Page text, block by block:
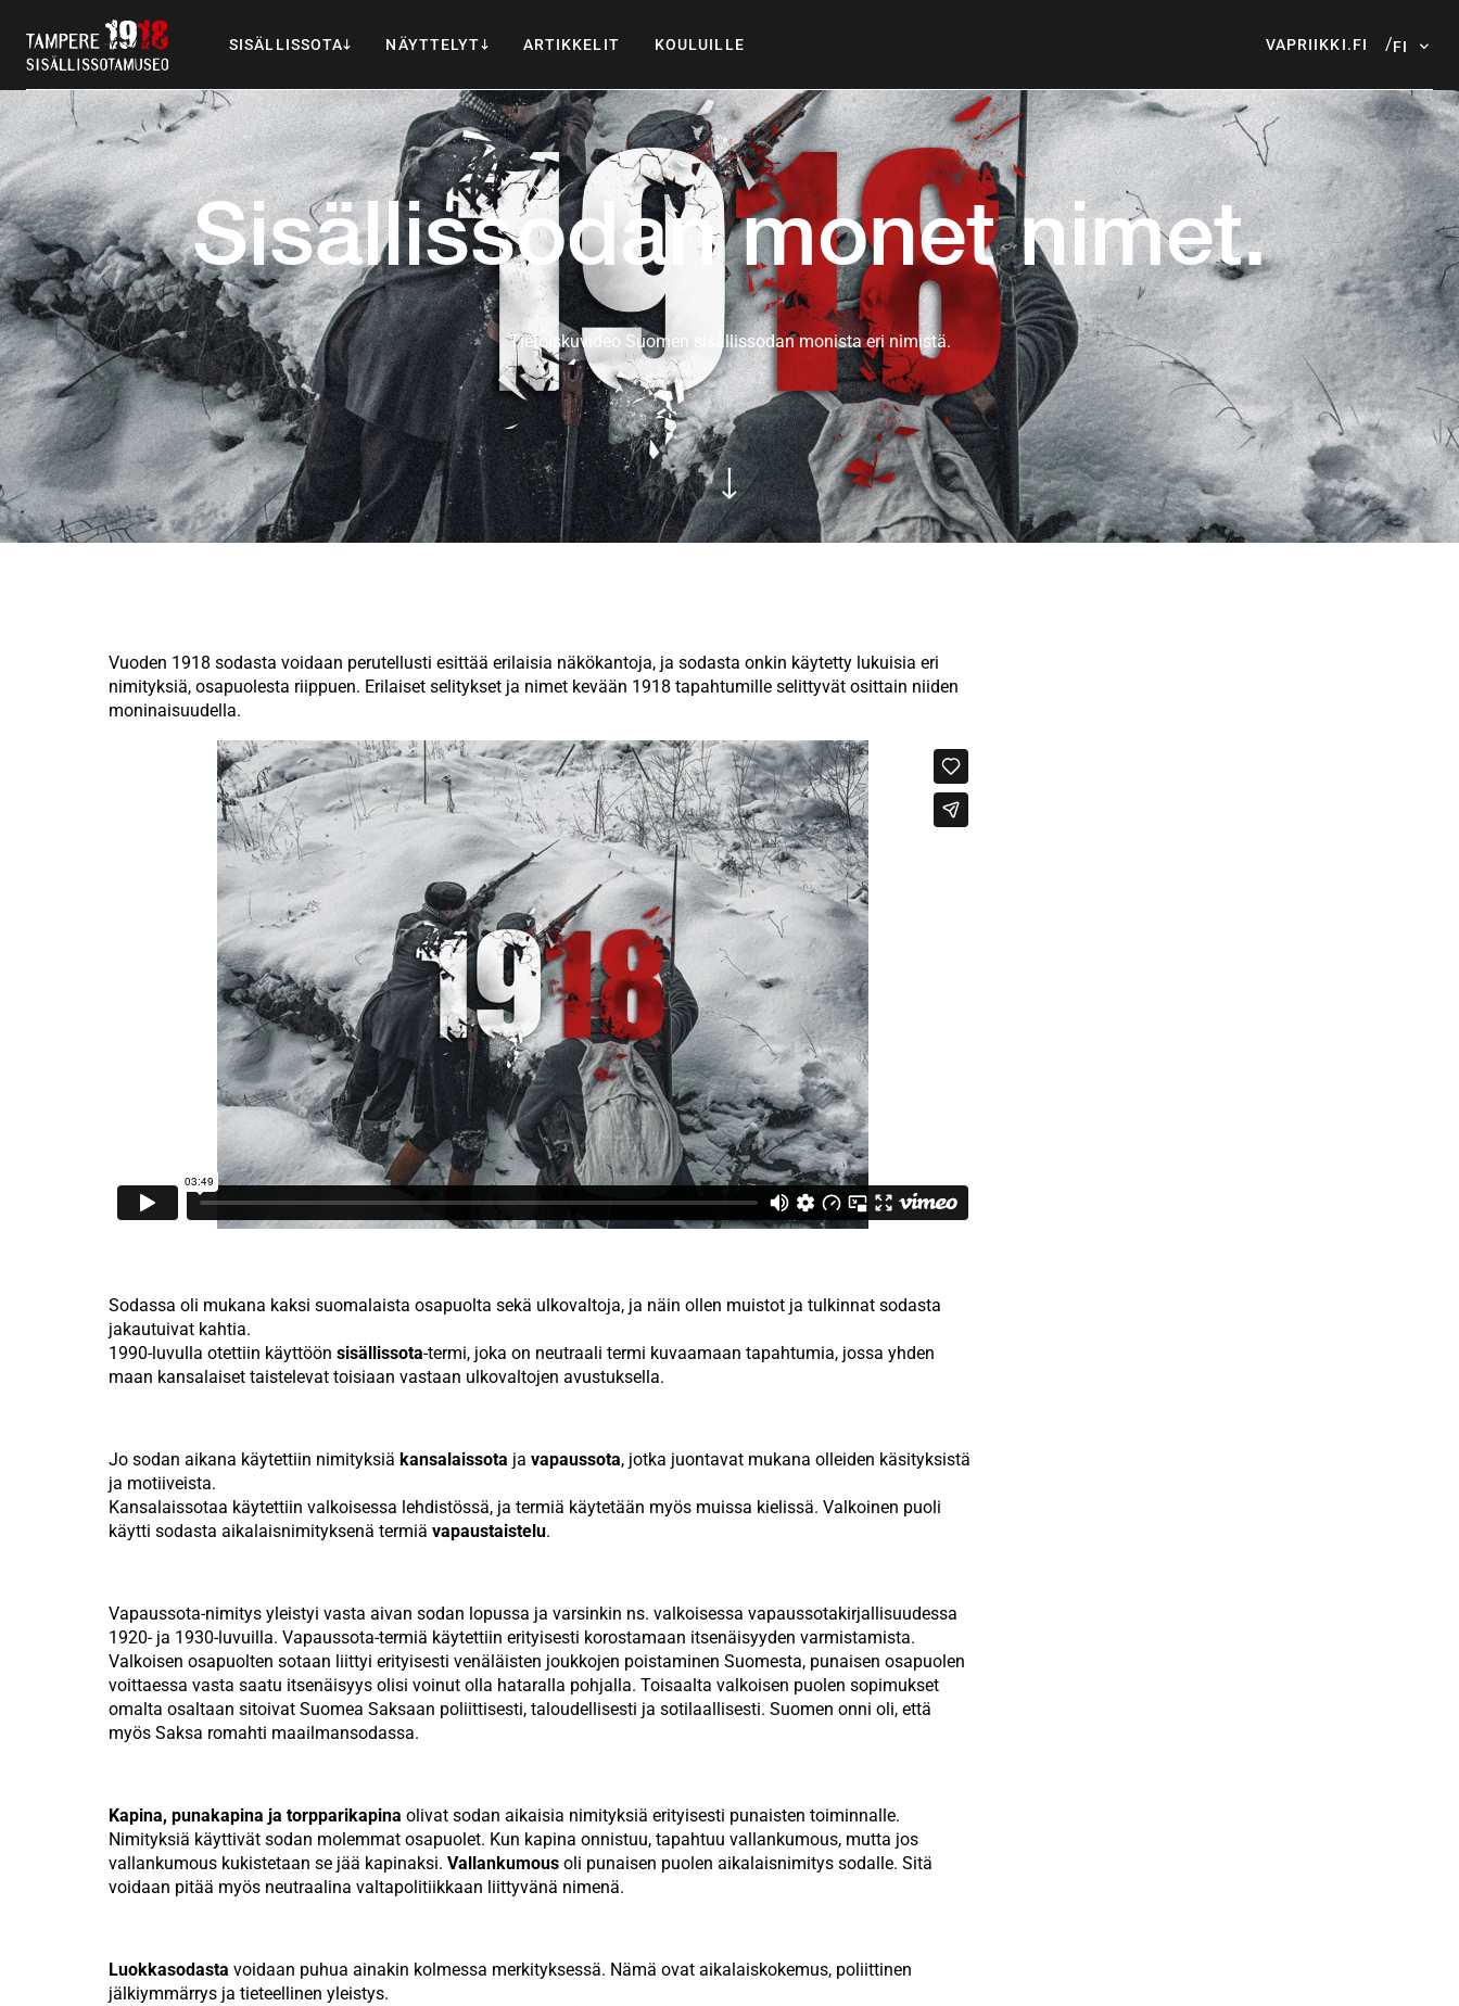
SISÄLLISSOTA NÄYTTELYT ARTIKKELIT KOULUILLE VAPRIIKKI.FI
Sisällissodan monet nimet.
Tietoiskuvideo Suomen sisällissodan monista eri nimistä.
Vuoden 1918 sodasta voidaan perutellusti esittää erilaisia näkökantoja, ja sodasta onkin käytetty lukuisia eri
nimityksiä, osapuolesta riippuen. Erilaiset selitykset ja nimet kevään 1918 tapahtumille selittyvät osittain niiden
moninaisuudella.
Sodassa oli mukana kaksi suomalaista osapuolta sekä ulkovaltoja, ja näin ollen muistot ja tulkinnat sodasta
jakautuivat kahtia.
1990-luvulla otettiin käyttöön sisällissota-termi, joka on neutraali termi kuvaamaan tapahtumia, jossa yhden
maan kansalaiset taistelevat toisiaan vastaan ulkovaltojen avustuksella.
Jo sodan aikana käytettiin nimityksiä kansalaissota ja vapaussota, jotka juontavat mukana olleiden käsityksistä
ja motiiveista.
Kansalaissotaa käytettiin valkoisessa lehdistössä, ja termiä käytetään myös muissa kielissä. Valkoinen puoli
käytti sodasta aikalaisnimityksenä termiä vapaustaistelu.
Vapaussota-nimitys yleistyi vasta aivan sodan lopussa ja varsinkin ns. valkoisessa vapaussotakirjallisuudessa
1920- ja 1930-luvuilla. Vapaussota-termiä käytettiin erityisesti korostamaan itsenäisyyden varmistamista.
Valkoisen osapuolten sotaan liittyi erityisesti venäläisten joukkojen poistaminen Suomesta, punaisen osapuolen
voittaessa vasta saatu itsenäisyys olisi voinut olla hataralla pohjalla. Toisaalta valkoisen puolen sopimukset
omalta osaltaan sitoivat Suomea Saksaan poliittisesti, taloudellisesti ja sotilaallisesti. Suomen onni oli, että
myös Saksa romahti maailmansodassa.
Kapina, punakapina ja torpparikapina olivat sodan aikaisia nimityksiä erityisesti punaisten toiminnalle.
Nimityksiä käyttivät sodan molemmat osapuolet. Kun kapina onnistuu, tapahtuu vallankumous, mutta jos
vallankumous kukistetaan se jää kapinaksi. Vallankumous oli punaisen puolen aikalaisnimitys sodalle. Sitä
voidaan pitää myös neutraalina valtapolitiikkaan liittyvänä nimenä.
Luokkasodasta voidaan puhua ainakin kolmessa merkityksessä. Nämä ovat aikalaiskokemus, poliittinen
jälkiymmärrys ja tieteellinen yleistys.